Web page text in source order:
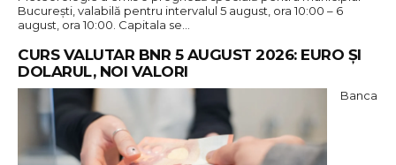
București, valabilă pentru intervalul 5 august, ora 10:00 – 6
august, ora 10:00. Capitala se…
CURS VALUTAR BNR 5 AUGUST 2026: EURO ȘI
DOLARUL, NOI VALORI
Banca